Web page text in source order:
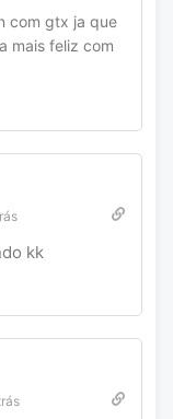
com gtx ja que
mais feliz com
kk